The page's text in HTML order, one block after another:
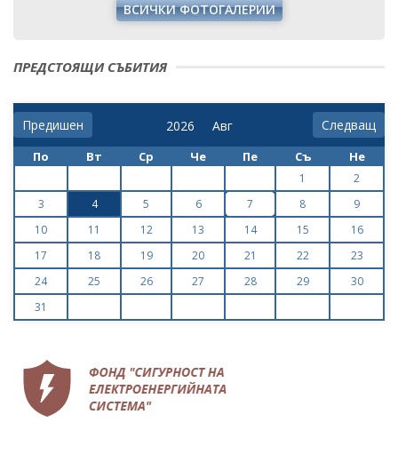
ВСИЧКИ ФОТОГАЛЕРИИ
ПРЕДСТОЯЩИ СЪБИТИЯ
Предишен Следващ
По Вт Ср Че Пе Съ Не
1
2
3
4 5 6 7 8
9
10
11 12 13 14 15
16
17
18 19 20 21 22
23
24
25 26 27 28 29
30
31